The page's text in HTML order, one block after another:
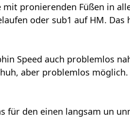
mit pronierenden Füßen in
oder sub1 auf HM.
Speed auch problemlos
aber problemlos
für den einen langsam un